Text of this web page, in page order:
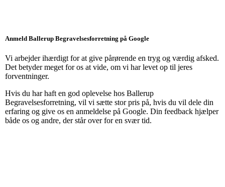
Anmeld Ballerup Begravelsesforretning på Google
Vi arbejder ihærdigt for at give pårørende en tryg og værdig afsked.
Det betyder meget for os at vide, om vi har levet op til jeres
forventninger.
Hvis du har haft en god oplevelse hos Ballerup
Begravelsesforretning, vil vi sætte stor pris på, hvis du vil dele din
erfaring og give os en anmeldelse på Google. Din feedback hjælper
både os og andre, der står over for en svær tid.